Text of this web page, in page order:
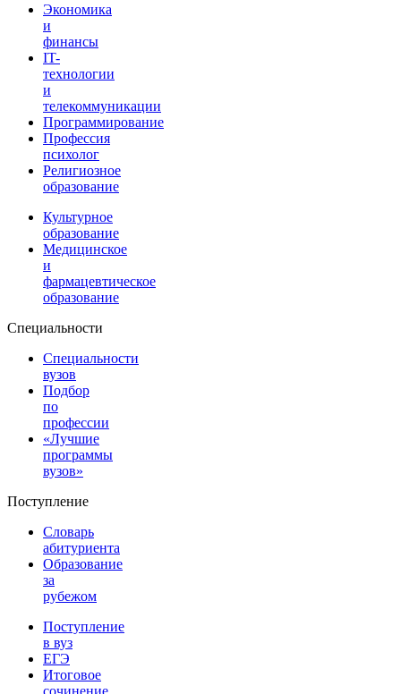
Экономика
и
финансы
IT-
технологии
и
телекоммуникации
Программирование
Профессия
психолог
Религиозное
образование
Культурное
образование
Медицинское
и
фармацевтическое
образование
Специальности
Специальности
вузов
Подбор
по
профессии
«Лучшие
программы
вузов»
Поступление
Словарь
абитуриента
Образование
за
рубежом
Поступление
в вуз
ЕГЭ
Итоговое
сочинение